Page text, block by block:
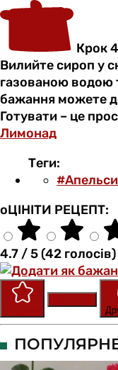
Крок 4
Вилийте сироп у
газованою водою
бажання можете
Готувати – це
Лимонад
Теги:
оЦІНІТИ РЕЦЕПТ:
4.7 / 5 (42 голосів)